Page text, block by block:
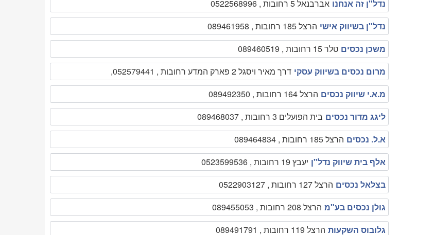
נדל"ן זה אנחנו אברבנאל 5 רחובות , 0522568996
נדל"ן בשיווק אישי הרצל 185 רחובות , 089461958
משכן נכסים טלר 15 רחובות , 089460519
מרום נכסים בשיווק עסקי דרך מאיר ויסגל 2 פארק המדע רחובות , 052579441,
מ.א.י שיווק נכסים הרצל 164 רחובות , 089492350
ליגג מדור נכסים בית הפועלים 3 רחובות , 089468037
א.ל. נכסים הרצל 185 רחובות , 089464834
אלף בית שיווק נדל"ן יעבץ 19 רחובות , 0523599536
בצלאל נכסים הרצל 127 רחובות , 0522903127
גולן נכסים בע"מ הרצל 208 רחובות , 089455053
גלובוס השקעות הרצל 119 רחובות , 089491791